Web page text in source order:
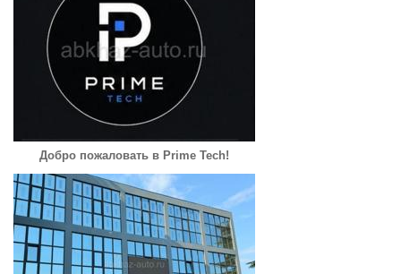
Добро пожаловать в Prime Tech!